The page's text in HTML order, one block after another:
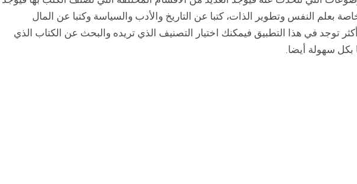
بعلم النفس وتطوير الذات، كتبا عن التاريخ والأدب والسياسة وكتبا عن المال
توجد في هذا التطبيق فيمكنك اختيار التصنيف الذي تريده والبحث عن الكتاب الذي
بكل سهولة أيضا.